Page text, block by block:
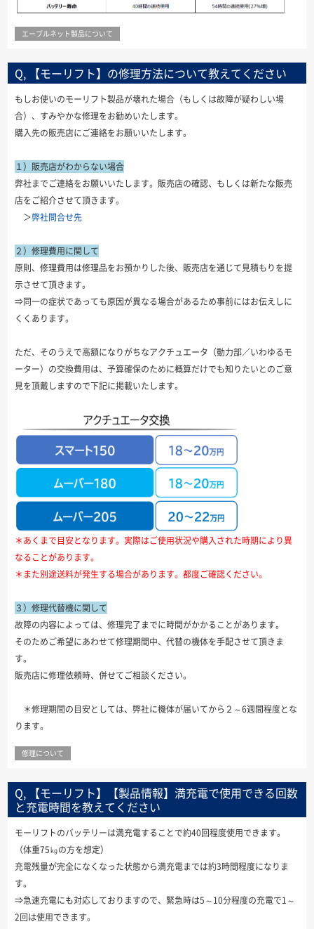
エーブルネット製品について
Q, 【モーリフト】の修理方法について教えてください
もしお使いのモーリフト製品が壊れた場合（もしくは故障が疑わしい場
合）、すみやかな修理をお勧めいたします。
購入先の販売店にご連絡をお願いいたします。
１）販売店がわからない場合
弊社までご連絡をお願いいたします。販売店の確認、もしくは新たな販売
店をご紹介させて頂きます。
＞弊社問合せ先
２）修理費用に関して
原則、修理費用は修理品をお預かりした後、販売店を通じて見積もりを提
示させて頂きます。
⇒同一の症状であっても原因が異なる場合があるため事前にはお伝えしに
くくあります。
ただ、そのうえで高額になりがちなアクチュエータ（動力部／いわゆるモ
ーター）の交換費用は、予算確保のために概算だけでも知りたいとのご意
見を頂戴しますので下記に掲載いたします。
＊あくまで目安となります。実際はご使用状況や購入された時期により異
なることがあります。
＊また別途送料が発生する場合があります。都度ご確認ください。
３）修理代替機に関して
故障の内容によっては、修理完了までに時間がかかることがあります。
そのためご希望にあわせて修理期間中、代替の機体を手配させて頂きま
す。
販売店に修理依頼時、併せてご相談ください。
＊修理期間の目安としては、弊社に機体が届いてから２～6週間程度とな
ります。
修理について
Q, 【モーリフト】【製品情報】満充電で使用できる回数
と充電時間を教えてください
モーリフトのバッテリーは満充電することで約40回程度使用できます。
（体重75㎏の方を想定）
充電残量が完全になくなった状態から満充電までは約3時間程度になりま
す。
⇒急速充電にも対応しておりますので、緊急時は5～10分程度の充電で1～
2回は使用できます。